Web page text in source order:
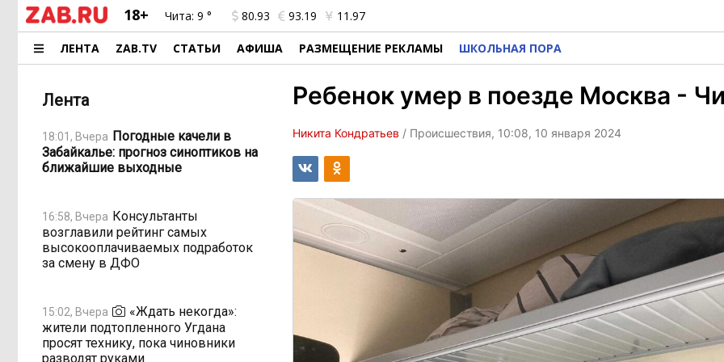
18+ Чита: 9 ° 80.93 93.19 11.97
ЛЕНТА ZAB.TV СТАТЬИ АФИША РАЗМЕЩЕНИЕ РЕКЛАМЫ ШКОЛЬНАЯ ПОРА
Лента
18:01, Вчера Погодные качели в
Забайкалье: прогноз синоптиков на
ближайшие выходные
16:58, Вчера Консультанты
возглавили рейтинг самых
высокооплачиваемых подработок
за смену в ДФО
15:02, Вчера
«Ждать некогда»:
жители подтопленного Угдана
просят технику, пока чиновники
разводят руками
Ребенок умер в поезде Москва -
Никита Кондратьев / Происшествия, 10:08, 10 января 2024